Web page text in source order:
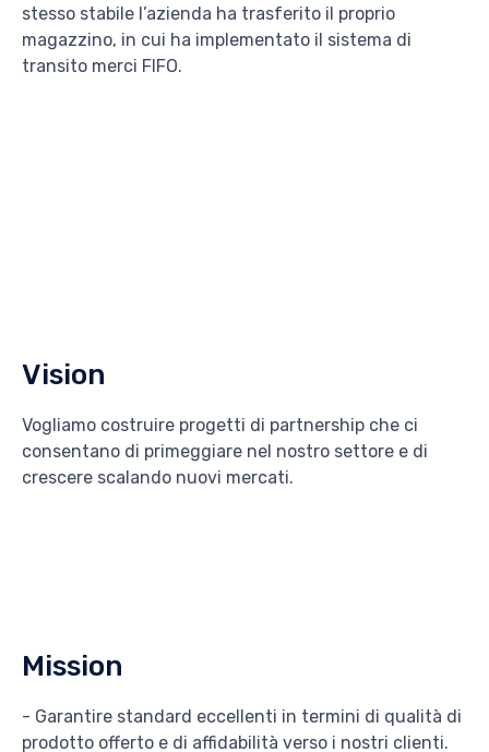
stesso stabile l’azienda ha trasferito il proprio
magazzino, in cui ha implementato il sistema di
transito merci FIFO.
Vision
Vogliamo costruire progetti di partnership che ci
consentano di primeggiare nel nostro settore e di
crescere scalando nuovi mercati.
Mission
- Garantire standard eccellenti in termini di qualità di
prodotto offerto e di affidabilità verso i nostri clienti.